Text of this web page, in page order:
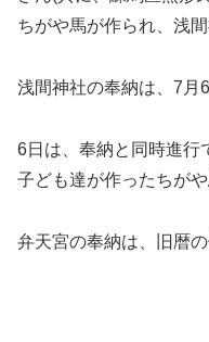
ちがや馬が作られ、浅
浅間神社の奉納は、7月
6日は、奉納と同時進行
子ども達が作ったちが
弁天宮の奉納は、旧暦